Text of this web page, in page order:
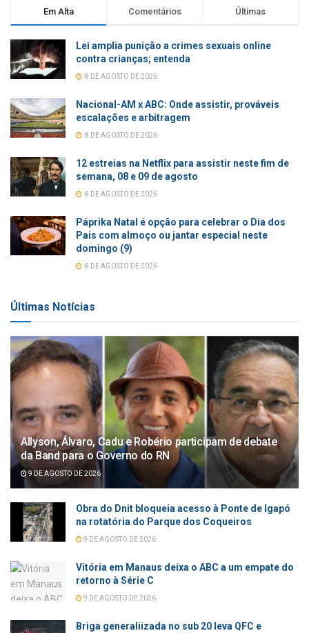
Em Alta Comentários Últimas
Lei amplia punição a crimes sexuais online
contra crianças; entenda
8 DE AGOSTO DE 2026
Nacional-AM x ABC: Onde assistir, prováveis
escalações e arbitragem
8 DE AGOSTO DE 2026
12 estreias na Netflix para assistir neste fim de
semana, 08 e 09 de agosto
8 DE AGOSTO DE 2026
Páprika Natal é opção para celebrar o Dia dos
Pais com almoço ou jantar especial neste
domingo (9)
8 DE AGOSTO DE 2026
Últimas Notícias
Allyson, Álvaro, Cadu e Robério participam de debate
da Band para o Governo do RN
9 DE AGOSTO DE 2026
Obra do Dnit bloqueia acesso à Ponte de Igapó
na rotatória do Parque dos Coqueiros
9 DE AGOSTO DE 2026
Vitória em Manaus deixa o ABC a um empate do
retorno à Série C
9 DE AGOSTO DE 2026
Briga generaliizada no sub 20 leva QFC e